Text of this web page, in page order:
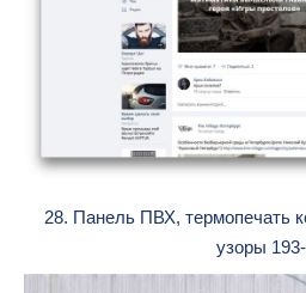
28. Панель ПВХ, термопечать
узоры